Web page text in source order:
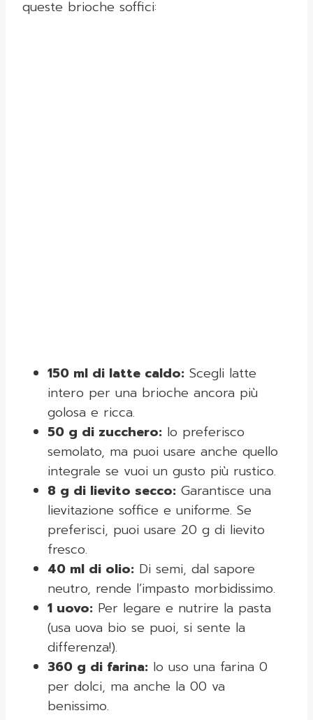
queste brioche soffici:
150 ml di latte caldo: Scegli latte
intero per una brioche ancora più
golosa e ricca.
50 g di zucchero: Io preferisco
semolato, ma puoi usare anche quello
integrale se vuoi un gusto più rustico.
8 g di lievito secco: Garantisce una
lievitazione soffice e uniforme. Se
preferisci, puoi usare 20 g di lievito
fresco.
40 ml di olio: Di semi, dal sapore
neutro, rende l’impasto morbidissimo.
1 uovo: Per legare e nutrire la pasta
(usa uova bio se puoi, si sente la
differenza!).
360 g di farina: Io uso una farina 0
per dolci, ma anche la 00 va
benissimo.